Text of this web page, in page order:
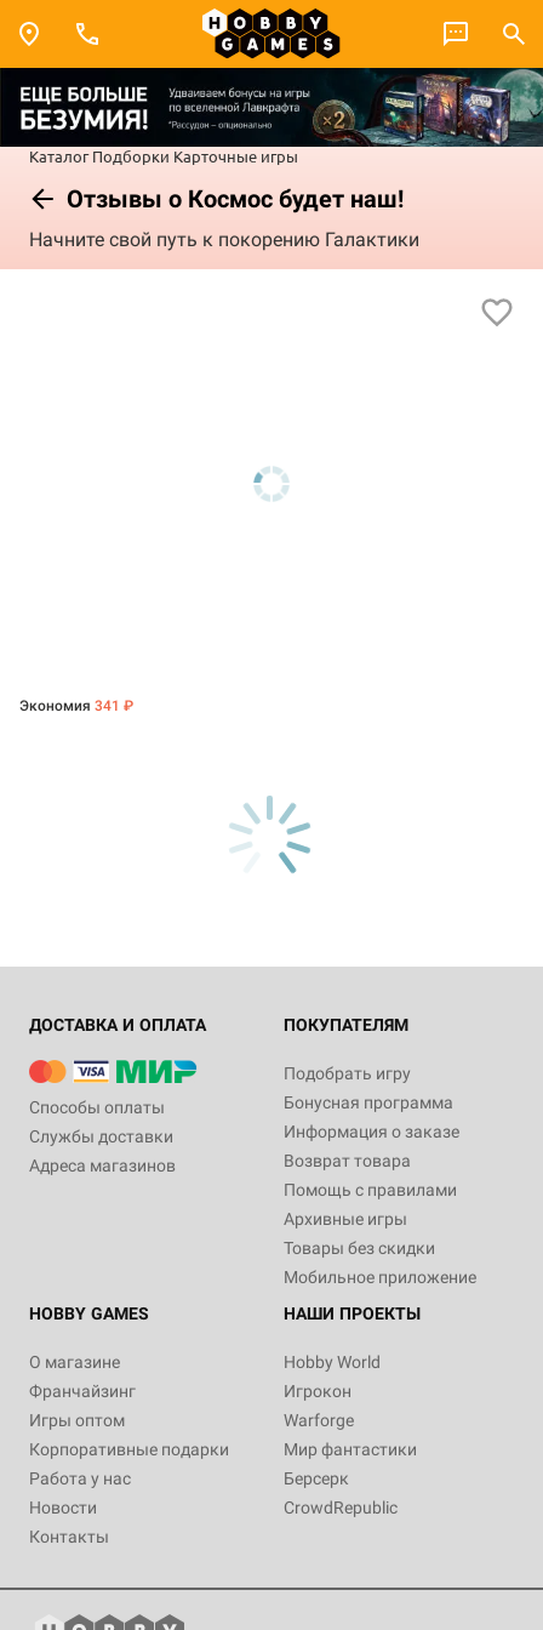
Каталог Подборки Карточные игры
Отзывы о Космос будет наш!
Начните свой путь к покорению Галактики
Экономия 341 ₽
ДОСТАВКА И ОПЛАТА
Способы оплаты
Службы доставки
Адреса магазинов
ПОКУПАТЕЛЯМ
Подобрать игру
Бонусная программа
Информация о заказе
Возврат товара
Помощь с правилами
Архивные игры
Товары без скидки
Мобильное приложение
HOBBY GAMES
О магазине
Франчайзинг
Игры оптом
Корпоративные подарки
Работа у нас
Новости
Контакты
НАШИ ПРОЕКТЫ
Hobby World
Игрокон
Warforge
Мир фантастики
Берсерк
CrowdRepublic